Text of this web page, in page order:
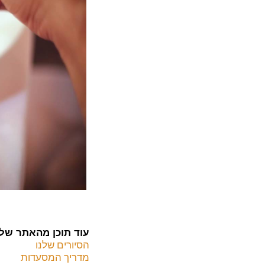
עוד תוכן מהאתר
הסיורים שלנו
מדריך המסעדות